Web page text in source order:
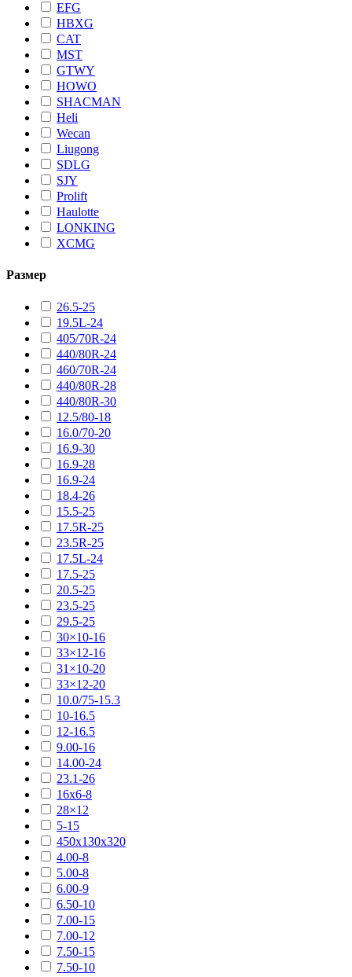
EFG
HBXG
CAT
MST
GTWY
HOWO
SHACMAN
Heli
Wecan
Liugong
SDLG
SJY
Prolift
Haulotte
LONKING
XCMG
Размер
26.5-25
19.5L-24
405/70R-24
440/80R-24
460/70R-24
440/80R-28
440/80R-30
12.5/80-18
16.0/70-20
16.9-30
16.9-28
16.9-24
18.4-26
15.5-25
17.5R-25
23.5R-25
17.5L-24
17.5-25
20.5-25
23.5-25
29.5-25
30×10-16
33×12-16
31×10-20
33×12-20
10.0/75-15.3
10-16.5
12-16.5
9.00-16
14.00-24
23.1-26
16х6-8
28×12
5-15
450х130х320
4.00-8
5.00-8
6.00-9
6.50-10
7.00-15
7.00-12
7.50-15
7.50-10